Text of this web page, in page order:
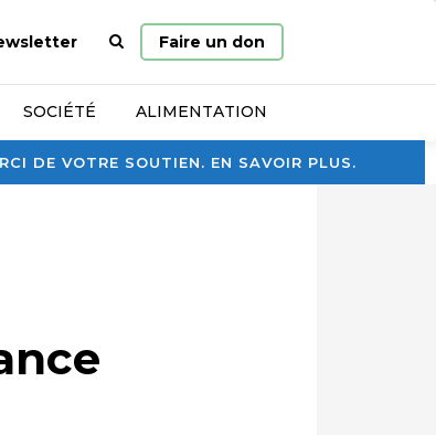
DE VOTRE SOUTIEN. EN SAVOIR PLUS.
Page
d’accueil
Faire un don
SOCIÉTÉ ALIMENTATION